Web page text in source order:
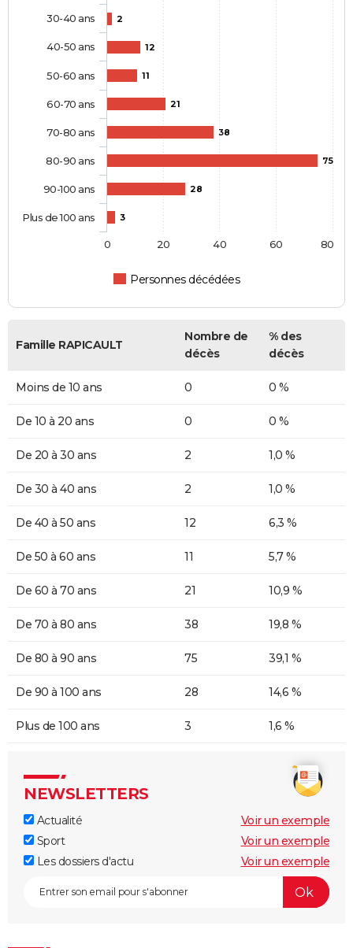
2
12
11
21
38
75
28
3
Personnes décédées
30-40 ans
40-50 ans
50-60 ans
60-70 ans
70-80 ans
80-90 ans
90-100 ans
Plus de 100 ans
0 20 40 60 80
Famille RAPICAULT
Nombre de
décès
% des
décès
Moins de 10 ans 0 0 %
De 10 à 20 ans 0 0 %
De 20 à 30 ans 2 1,0 %
De 30 à 40 ans 2 1,0 %
De 40 à 50 ans 12 6,3 %
De 50 à 60 ans 11 5,7 %
De 60 à 70 ans 21 10,9 %
De 70 à 80 ans 38 19,8 %
De 80 à 90 ans 75 39,1 %
De 90 à 100 ans 28 14,6 %
Plus de 100 ans 3 1,6 %
NEWSLETTERS
Actualité
Voir un exemple
Sport
Voir un exemple
Les dossiers d'actu
Voir un exemple